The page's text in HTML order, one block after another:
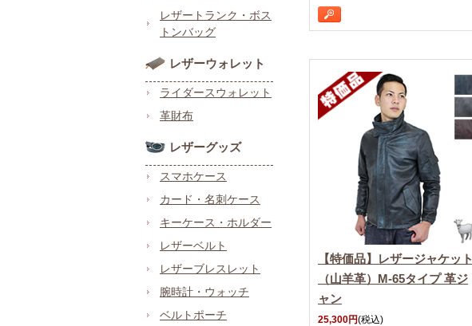
レザートランク・ボス
トンバッグ
レザーウォレット
ライダースウォレット
革財布
レザーグッズ
スマホケース
カード・名刺ケース
キーケース・ホルダー
レザーベルト
レザーブレスレット
腕時計・ウォッチ
ベルトポーチ
【特価品】レザージャケット
（山羊革）M-65タイプ 革ジ
ャン
25,300円(税込)